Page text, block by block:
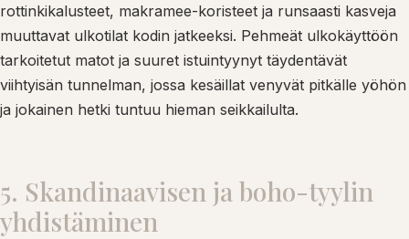
rottinkikalusteet, makramee-koristeet ja runsaasti kasveja
muuttavat ulkotilat kodin jatkeeksi. Pehmeät ulkokäyttöön
tarkoitetut matot ja suuret istuintyynyt täydentävät
viihtyisän tunnelman, jossa kesäillat venyvät pitkälle yöhön
ja jokainen hetki tuntuu hieman seikkailulta.
5. Skandinaavisen ja boho-tyylin
yhdistäminen